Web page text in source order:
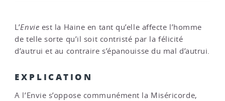
L’Envie est la Haine en tant qu’elle affecte l’homme
de telle sorte qu’il soit contristé par la félicité
d’autrui et au contraire s’épanouisse du mal d’autrui.
EXPLICATION
A l’Envie s’oppose communément la Miséricorde,